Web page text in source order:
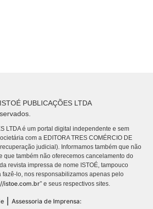
PUBLICAÇÕES LTDA
LTDA é um portal digital independente e sem
com a EDITORA TRES COMÉRCIO DE
judicial). Informamos também que não
que também não oferecemos cancelamento do
revista impressa de nome ISTOÉ, tampouco
fazê-lo, nos responsabilizamos apenas pelo
istoe.com.br” e seus respectivos sites.
Assessoria de Imprensa: